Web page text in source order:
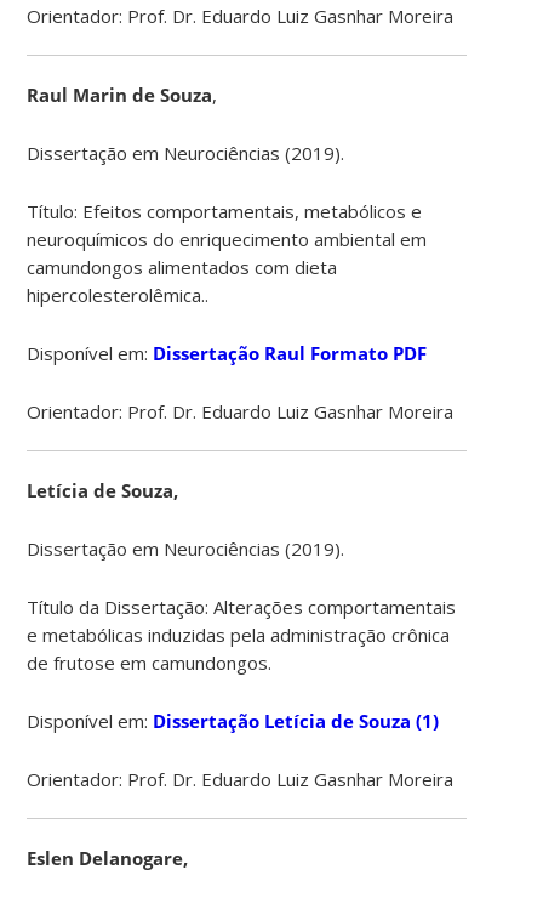
Orientador: Prof. Dr. Eduardo Luiz Gasnhar Moreira
Raul Marin de Souza,
Dissertação em Neurociências (2019).
Título: Efeitos comportamentais, metabólicos e
neuroquímicos do enriquecimento ambiental em
camundongos alimentados com dieta
hipercolesterolêmica..
Disponível em: Dissertação Raul Formato PDF
Orientador: Prof. Dr. Eduardo Luiz Gasnhar Moreira
Letícia de Souza,
Dissertação em Neurociências (2019).
Título da Dissertação: Alterações comportamentais
e metabólicas induzidas pela administração crônica
de frutose em camundongos.
Disponível em: Dissertação Letícia de Souza (1)
Orientador: Prof. Dr. Eduardo Luiz Gasnhar Moreira
Eslen Delanogare,